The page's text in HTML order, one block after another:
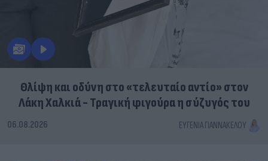
Θλίψη και οδύνη στο «τελευταίο αντίο» στον
Λάκη Χαλκιά - Τραγική φιγούρα η σύζυγός του
06.08.2026 ΕΥΓΕΝΊΑ ΓΙΑΝΝΑΚΈΛΟΥ